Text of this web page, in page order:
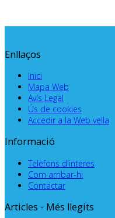
Enllaços
Inici
Mapa Web
Avís Legal
Ús de cookies
Accedir a la Web vella
Informació
Telefons d'interes
Com arribar-hi
Contactar
Articles - Més llegits